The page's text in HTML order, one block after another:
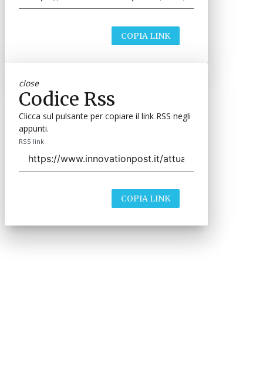
COPIA LINK
close
Codice Rss
Clicca sul pulsante per copiare il link RSS negli
appunti.
RSS link
COPIA LINK